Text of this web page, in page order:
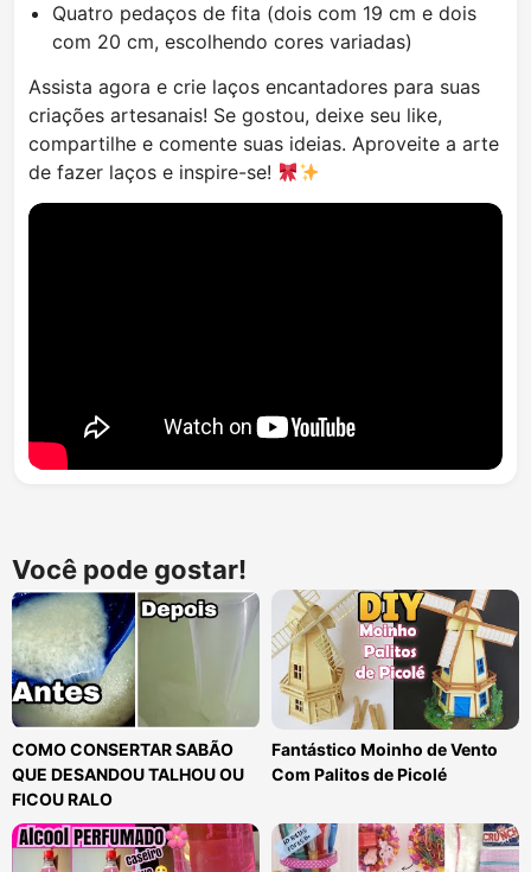
Quatro pedaços de fita (dois com 19 cm e dois
com 20 cm, escolhendo cores variadas)
Assista agora e crie laços encantadores para suas
criações artesanais! Se gostou, deixe seu like,
compartilhe e comente suas ideias. Aproveite a arte
de fazer laços e inspire-se!
Você pode gostar!
COMO CONSERTAR SABÃO
QUE DESANDOU TALHOU OU
FICOU RALO
Fantástico Moinho de Vento
Com Palitos de Picolé